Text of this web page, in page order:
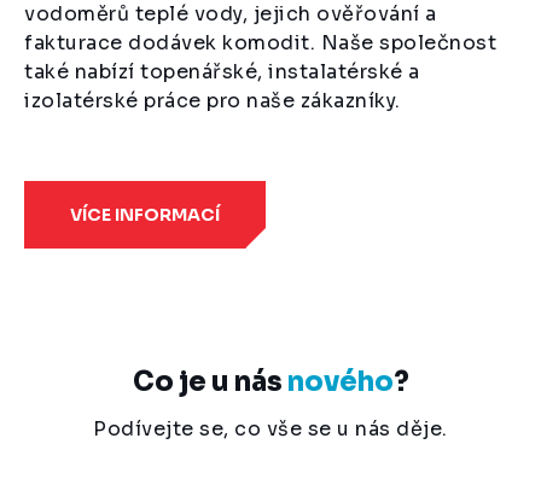
vodoměrů teplé vody, jejich ověřování a
fakturace dodávek komodit. Naše společnost
také nabízí topenářské, instalatérské a
izolatérské práce pro naše zákazníky.
VÍCE INFORMACÍ
Co je u nás nového?
Podívejte se, co vše se u nás děje.